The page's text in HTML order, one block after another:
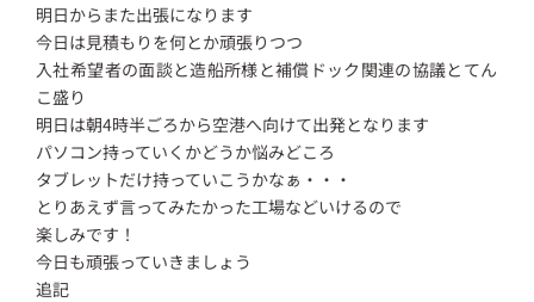
明日からまた出張になります
今日は見積もりを何とか頑張りつつ
入社希望者の面談と造船所様と補償ドック関連の協議とてん
こ盛り
明日は朝4時半ごろから空港へ向けて出発となります
パソコン持っていくかどうか悩みどころ
タブレットだけ持っていこうかなぁ・・・
とりあえず言ってみたかった工場などいけるので
楽しみです！
今日も頑張っていきましょう
追記